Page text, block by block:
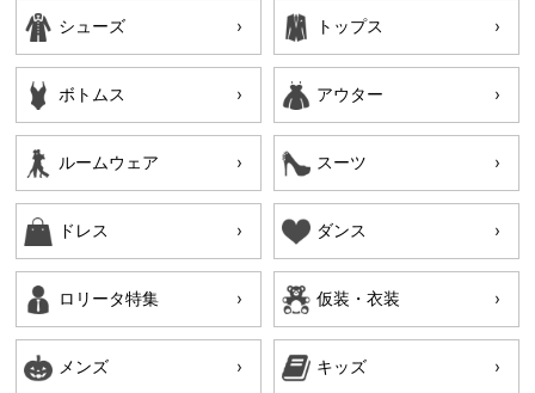
シューズ トップス
ボトムス アウター
ルームウェア スーツ
ドレス ダンス
ロリータ特集 仮装・衣装
メンズ キッズ